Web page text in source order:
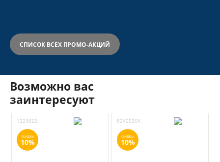
СПИСОК ВСЕХ ПРОМО-АКЦИЙ
Возможно вас
заинтересуют
1220022
СКИДКА
10%
8242526K
СКИДКА
10%